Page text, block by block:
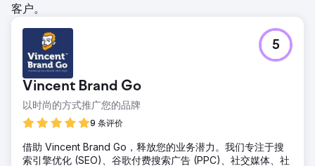
客户。
Vincent Brand Go
以时尚的方式推广您的品牌
9 条评价
5
借助 Vincent Brand Go，释放您的业务潜力。我们专注于搜
索引擎优化 (SEO)、谷歌付费搜索广告 (PPC)、社交媒体、社